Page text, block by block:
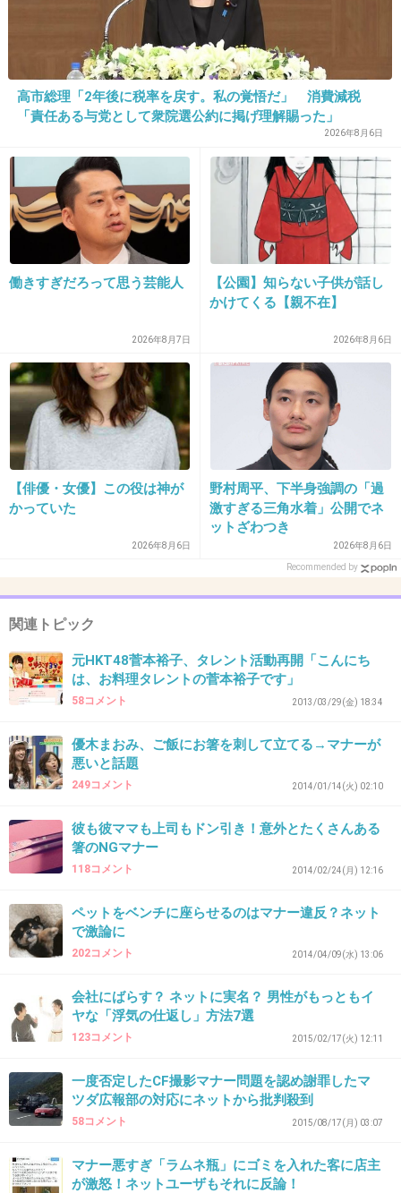
2018/01/08(月) 09:36:03
木下優樹菜って食事マナーだけでなく全てにお
いてマナーがなっていない。
+1872
33. 匿名2018/01/08(月) 09:35:30ID:O2QiQx9iIC
箸の持ち方とクチャラーはほんと直してほしい
飯がまずくなるもん
+1021 -33
34. 匿名2018/01/08(月) 09:36:26
昭和のアイドルとか、特徴的な箸の持ち方をす
る子がいたね。
単に育ちの悪さが露呈しているだけなのに、あ
れで目立つとでも思ってか。
+444 -10
食べ方が汚い人が食レポとかやるのはやめて欲
+716
36. 匿名2018/01/08(月) 09:37:11
クチャラーはほんと無理
+731 -3
桑マンも北川景子もとっくに直してるよ
-60
38. 匿名 2018/01/08(月) 09:37:33
高畑充希はお箸の持ち方だけじゃなくて全体的
に食べ方がきれいじゃない感じ
前から指摘されてるんだから、きちんとした食
断ればいいのに
高市総理「2年後に税率を戻す。私の覚悟だ」 消費減税
「責任ある与党として衆院選公約に掲げ理解賜った」
2026年8月6日
働きすぎだろって思う芸能人
2026年8月7日
【公園】知らない子供が話し
かけてくる【親不在】
2026年8月6日
【俳優・女優】この役は神が
かっていた
2026年8月6日
野村周平、下半身強調の「過
激すぎる三角水着」公開でネ
ットざわつき
2026年8月6日
Recommended by
関連トピック
元HKT48菅本裕子、タレント活動再開「こんにち
は、お料理タレントの菅本裕子です」
58コメント 2013/03/29(金) 18:34
優木まおみ、ご飯にお箸を刺して立てる→マナーが
悪いと話題
249コメント 2014/01/14(火) 02:10
彼も彼ママも上司もドン引き！意外とたくさんある
箸のNGマナー
118コメント 2014/02/24(月) 12:16
ペットをベンチに座らせるのはマナー違反？ネット
で激論に
202コメント 2014/04/09(水) 13:06
会社にばらす？ ネットに実名？ 男性がもっともイ
ヤな「浮気の仕返し」方法7選
123コメント 2015/02/17(火) 12:11
一度否定したCF撮影マナー問題を認め謝罪したマ
ツダ広報部の対応にネットから批判殺到
58コメント 2015/08/17(月) 03:07
マナー悪すぎ「ラムネ瓶」にゴミを入れた客に店主
が激怒！ネットユーザもそれに反論！